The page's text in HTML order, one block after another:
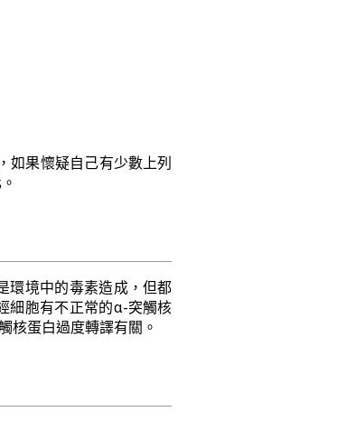
如果懷疑自己有少數上列
環境中的毒素造成，但都
細胞有不正常的α-突觸核
核蛋白過度轉譯有關。